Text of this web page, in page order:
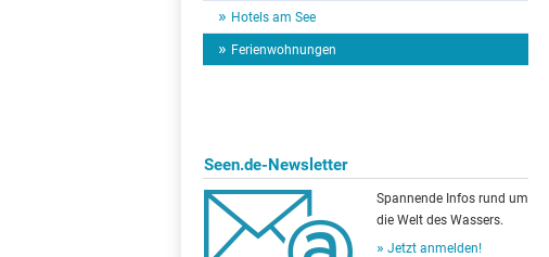
Hotels am See
Ferienwohnungen
Seen.de-Newsletter
Spannende Infos rund um
die Welt des Wassers.
Jetzt anmelden!